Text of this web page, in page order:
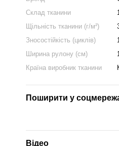
Склад тканини
Щільність тканини (г/м²)
Зносостійкість (циклів)
Ширина рулону (см)
Країна виробник тканини
Поширити у
Відео